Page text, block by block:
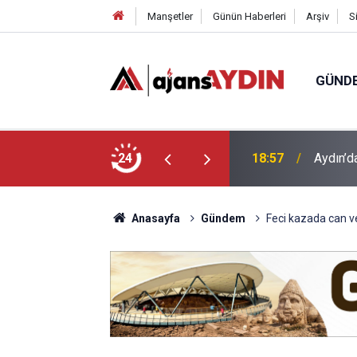
Manşetler Günün Haberleri Arşiv
24
18:13
Yeni
Anasayfa Gündem Feci kazada can